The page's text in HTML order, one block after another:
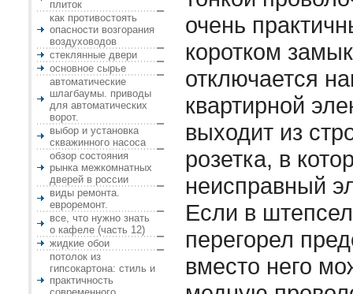
плиток
как противостоять
опасности возгорания
воздуховодов
стеклянные двери
основное сырье
автоматические
шлагбаумы. приводы
для автоматических
ворот.
выбор и установка
скважинного насоса
обзор состояния
рынка межкомнатных
дверей в россии
виды ремонта.
евроремонт.
все, что нужно знать
о кафеле (часть 12)
жидкие обои
потолок из
гипсокартона: стиль и
практичность
очень
коротком
отключается
квартирной
выходит из
розетка, в
неисправный
Если в
перегорел
вместо него